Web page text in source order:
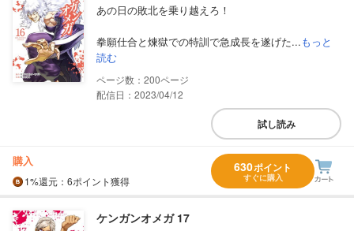
あの日の敗北を乗り越えろ！
拳願仕合と煉獄での特訓で急成長を遂げた...もっと
読む
200
配信日：2023/04/12
試し読み
購入
1%還元 ：6ポイント獲得
630ポイント
すぐに購入
ケンガンオメガ 17